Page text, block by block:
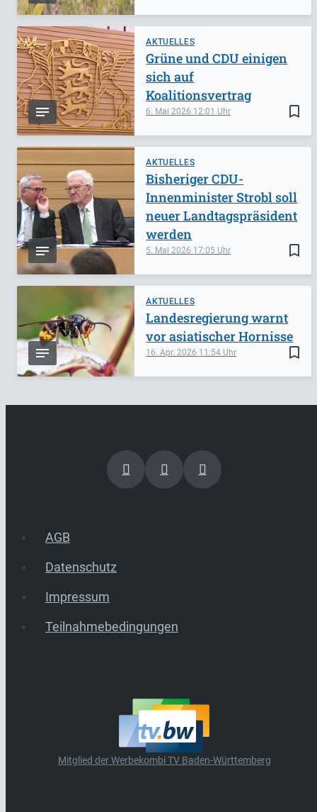
AKTUELLES
bookmark_border
6. Mai 2026 12:01
Grüne und CDU einigen
sich auf
Koalitionsvertrag
AKTUELLES
bookmark_border
5. Mai 2026 17:05
Bisheriger CDU-
Innenminister Strobl soll
neuer Landtagspräsident
werden
AKTUELLES
bookmark_border
16. Apr. 2026 11:54
Landesregierung warnt
vor asiatischer Hornisse
AGB
Datenschutz
Impressum
Teilnahmebedingungen
Mitglied der Werbekombi TV Baden-Württemberg